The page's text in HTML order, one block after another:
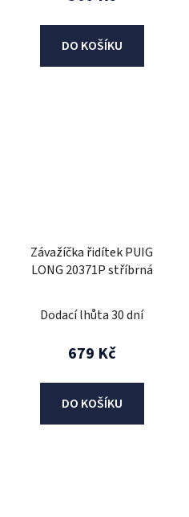
DO KOŠÍKU
Závažíčka řidítek PUIG
LONG 20371P stříbrná
Dodací lhůta 30 dní
679 Kč
DO KOŠÍKU